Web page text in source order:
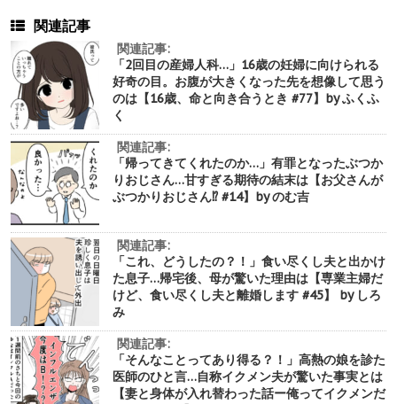
関連記事
関連記事:
「2回目の産婦人科…」16歳の妊婦に向けられる
好奇の目。お腹が大きくなった先を想像して思う
のは【16歳、命と向き合うとき #77】by ふくふ
く
関連記事:
「帰ってきてくれたのか…」有罪となったぶつか
りおじさん…甘すぎる期待の結末は【お父さんが
ぶつかりおじさん⁉︎ #14】by のむ吉
関連記事:
「これ、どうしたの？！」食い尽くし夫と出かけ
た息子…帰宅後、母が驚いた理由は【専業主婦だ
けど、食い尽くし夫と離婚します #45】 by しろ
み
関連記事:
「そんなことってあり得る？！」高熱の娘を診た
医師のひと言…自称イクメン夫が驚いた事実とは
【妻と身体が入れ替わった話ー俺ってイクメンだ